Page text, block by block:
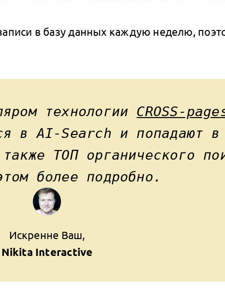
в базу данных каждую неделю,
технологии CROSS-
в AI-Search и попадают в
ТОП органического
более подробно.
Искренне Ваш,
Nikita Interactive